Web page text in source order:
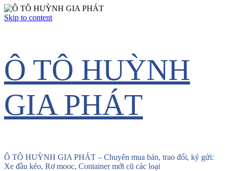
Skip to content
Ô TÔ HUỲNH
GIA PHÁT
Ô TÔ HUỲNH GIA PHÁT – Chuyên mua bán, trao đổi, ký gửi:
Xe đầu kéo, Rơ mooc, Container mới cũ các loại